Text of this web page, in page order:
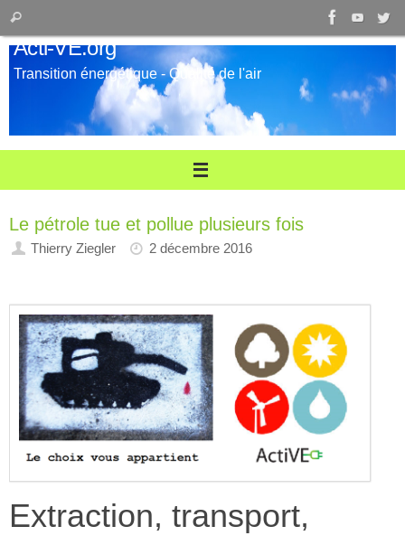
Passer
au
contenu
pour
:
Rechercher
Acti-VE.org
Transition énergétique - Qualité de l'air
Le pétrole tue et pollue plusieurs fois
Thierry Ziegler 2 décembre 2016
Extraction, transport,